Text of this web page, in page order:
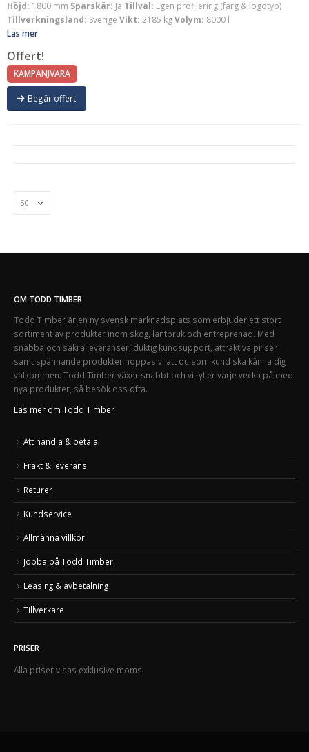
Höjd: 1800 mm Sparskär: Ja Tillval: Egen profilering (färg & logotyp)
Tillverkningsland: Sverige Vikt: 2185 kgVolym: 8000 l
Läs mer
Offert!
KAMPANJVARA
Begär offert
OM TODD TIMBER
Todd Timber är en ny svensk marknadsplats som erbjuder ett stort
sortiment av produkter inom skog, lantbruk och entreprenad. Med
snabba och säkra leveranser, duktig kundsupport, attraktiva priser
samt spännande produkter hoppas vi att du som kund ska känna dig
välkommen. Todd Timber växer snabbt och vi fyller varje vecka på med
nya produkter, så besök oss ofta.
Läs mer om Todd Timber
Att handla & betala
Frakt & leverans
Returer
Kundservice
Allmänna villkor
Jobba på Todd Timber
Leasing & avbetalning
Tillverkare
PRISER
Alla priser visas exklusive moms.